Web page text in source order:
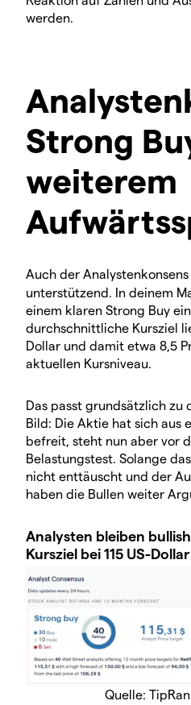
werden.
Strong
weiterem
Auch der Analystenkonsens
unterstützend. In deinem
einem klaren Strong Buy
durchschnittliche Kursziel
Dollar und damit etwa 8,5
aktuellen Kursniveau.
Das passt grundsätzlich
Bild: Die Aktie hat sich aus
befreit, steht nun aber vor
Belastungstest. Solange
nicht enttäuscht und der
haben die Bullen weiter
Analysten bleiben
Kursziel bei 115 US-Dollar
Quelle: